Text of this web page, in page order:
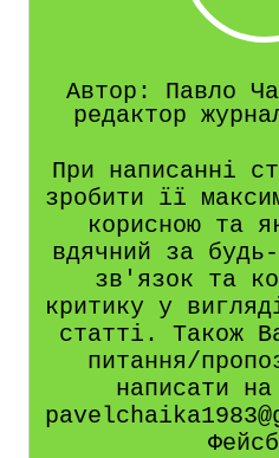
Автор: Павло
редактор
При написанні
зробити її
корисною та
вдячний за
зв'язок та
критику у
статті. Також
питання/
написати